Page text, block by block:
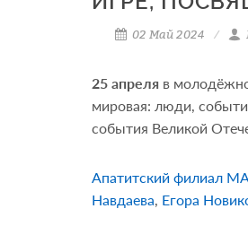
02 Май 2024
25 апреля в
мировая: люди,
события Великой
Апатитский филиал
Навдаева, Егора